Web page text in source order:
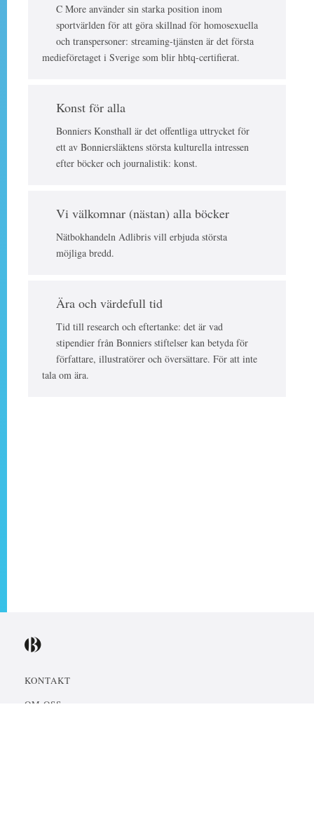
C More använder sin starka position inom
sportvärlden för att göra skillnad för homosexuella
och transpersoner: streaming-tjänsten är det första
medieföretaget i Sverige som blir hbtq-certifierat.
Konst för alla
Bonniers Konsthall är det offentliga uttrycket för
ett av Bonniersläktens största kulturella intressen
efter böcker och journalistik: konst.
Vi välkomnar (nästan) alla böcker
Nätbokhandeln Adlibris vill erbjuda största
möjliga bredd.
Ära och värdefull tid
Tid till research och eftertanke: det är vad
stipendier från Bonniers stiftelser kan betyda för
författare, illustratörer och översättare. För att inte
tala om ära.
KONTAKT
OM OSS